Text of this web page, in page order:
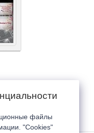
файлы
"Cookies"